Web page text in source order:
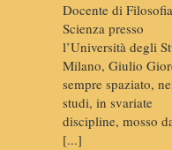
Docente di
Scienza presso
l’Università degli
Milano, Giulio
sempre spaziato,
studi, in svariate
discipline, mosso
[...]